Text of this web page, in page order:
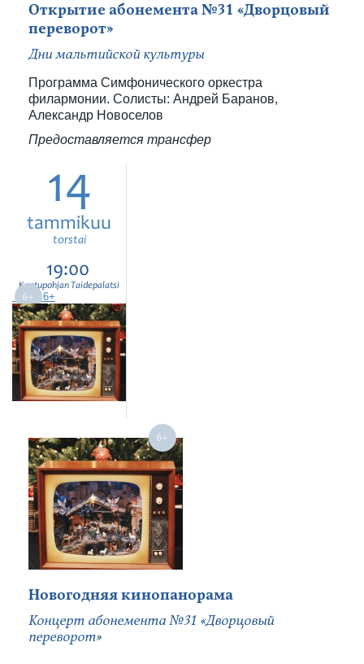
Открытие абонемента №31 «Дворцовый
переворот»
Дни мальтийской культуры
Программа Симфонического оркестра
филармонии. Солисты: Андрей Баранов,
Александр Новоселов
Предоставляется трансфер
14
tammikuu
torstai
19:00
Kontupohjan Taidepalatsi
6+
Новогодняя кинопанорама
Концерт абонемента №31 «Дворцовый
переворот»